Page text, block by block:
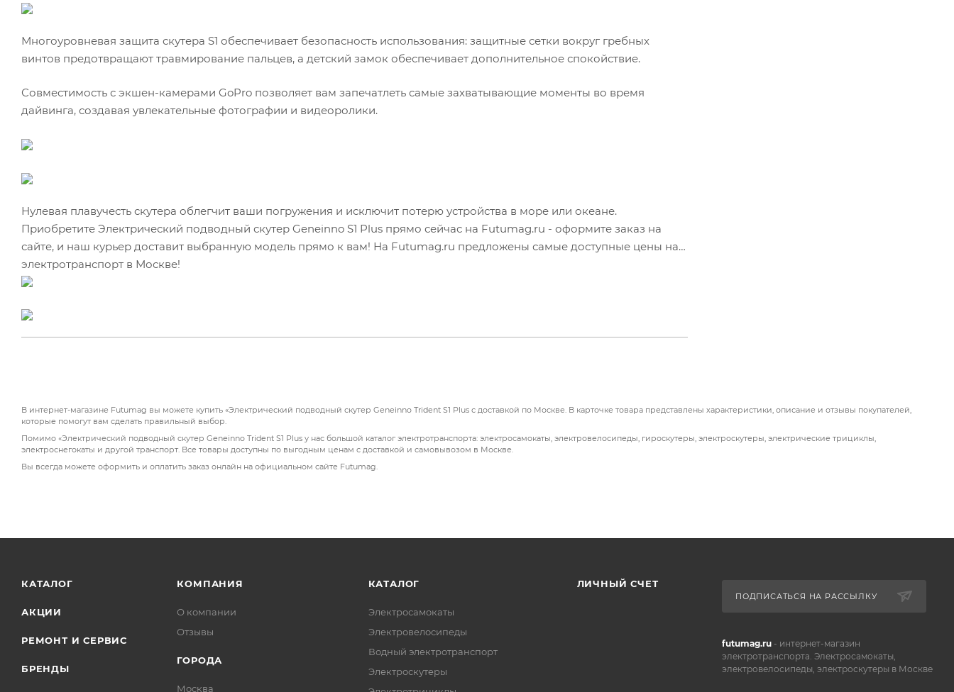
Многоуровневая защита скутера S1 обеспечивает безопасность использования: защитные сетки вокруг гребных
винтов предотвращают травмирование пальцев, а детский замок обеспечивает дополнительное спокойствие.
Совместимость с экшен-камерами GoPro позволяет вам запечатлеть самые захватывающие моменты во время
дайвинга, создавая увлекательные фотографии и видеоролики.
Нулевая плавучесть скутера облегчит ваши погружения и исключит потерю устройства в море или океане.
Приобретите Электрический подводный скутер Geneinno S1 Plus прямо сейчас на Futumag.ru - оформите заказ на
сайте, и наш курьер доставит выбранную модель прямо к вам! На Futumag.ru предложены самые доступные цены на
электротранспорт в Москве!
В интернет-магазине Futumag вы можете купить «Электрический подводный скутер Geneinno Trident S1 Plus с доставкой по Москве. В карточке товара представлены характеристики, описание и отзывы покупателей,
которые помогут вам сделать правильный выбор.
Помимо «Электрический подводный скутер Geneinno Trident S1 Plus у нас большой каталог электротранспорта: электросамокаты, электровелосипеды, гироскутеры, электроскутеры, электрические трициклы,
электроснегокаты и другой транспорт. Все товары доступны по выгодным ценам с доставкой и самовывозом в Москве.
Вы всегда можете оформить и оплатить заказ онлайн на официальном сайте Futumag.
КАТАЛОГ
АКЦИИ
РЕМОНТ И СЕРВИС
БРЕНДЫ
КОМПАНИЯ
О компании
Отзывы
ГОРОДА
Москва
КАТАЛОГ
Электросамокаты
Электровелосипеды
Водный электротранспорт
Электроскутеры
ЛИЧНЫЙ СЧЕТ
ПОДПИСАТЬСЯ НА РАССЫЛКУ
futumag.ru- интернет-магазин
электротранспорта. Электросамокаты,
электровелосипеды, электроскутеры в Москве